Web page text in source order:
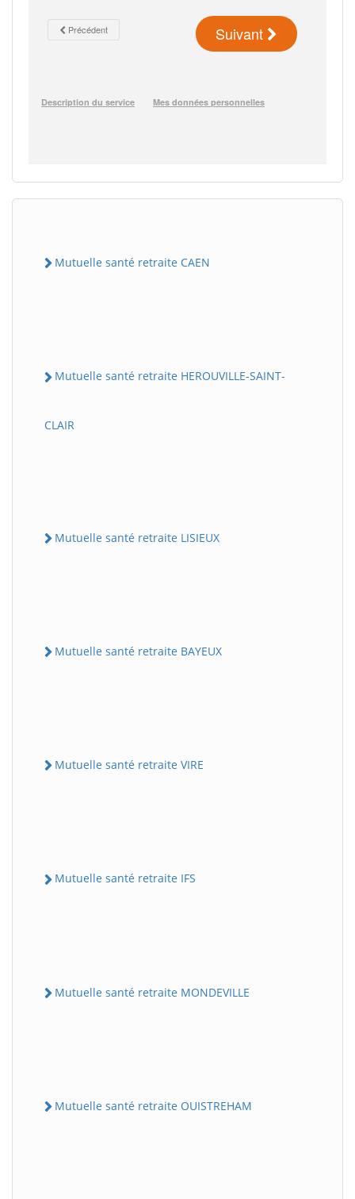
Mutuelle santé retraite CAEN
Mutuelle santé retraite HEROUVILLE-SAINT-
CLAIR
Mutuelle santé retraite LISIEUX
Mutuelle santé retraite BAYEUX
Mutuelle santé retraite VIRE
Mutuelle santé retraite IFS
Mutuelle santé retraite MONDEVILLE
Mutuelle santé retraite OUISTREHAM